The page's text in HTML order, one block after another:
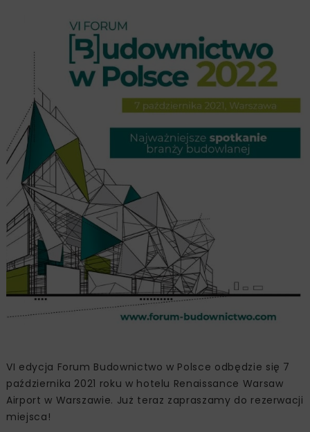
VI edycja Forum Budownictwo w Polsce odbędzie się 7
października 2021 roku w hotelu Renaissance Warsaw
Airport w Warszawie. Już teraz zapraszamy do rezerwacji
miejsca!